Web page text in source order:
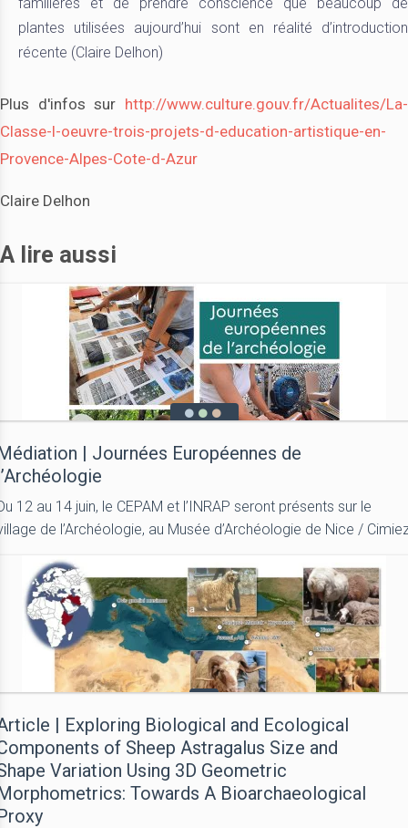
plantes utilisées aujourd’hui sont en réalité d’introduction
récente (Claire Delhon)
Plus d'infos sur http://www.culture.gouv.fr/Actualites/La-
Classe-l-oeuvre-trois-projets-d-education-artistique-en-
Provence-Alpes-Cote-d-Azur
Claire Delhon
A lire aussi
| Journées Européennes de
12 au 14 juin, le CEPAM et l’INRAP seront présents sur le
de l’Archéologie, au Musée d’Archéologie de Nice /
| Exploring Biological and Ecological
of Sheep Astragalus Size and
Variation Using 3D Geometric
Towards A Bioarchaeological